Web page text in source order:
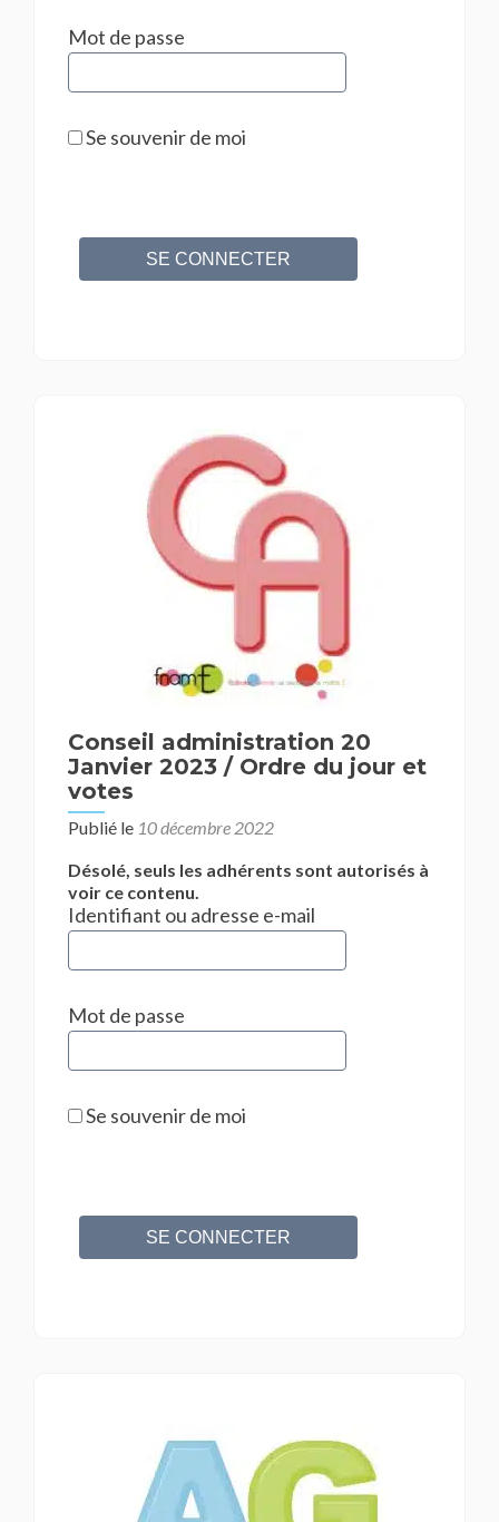
Mot de passe
Se souvenir de moi
Conseil administration 20
Janvier 2023 / Ordre du jour et
votes
Publié le 10 décembre 2022
Désolé, seuls les adhérents sont autorisés à
voir ce contenu.
Identifiant ou adresse e-mail
Mot de passe
Se souvenir de moi